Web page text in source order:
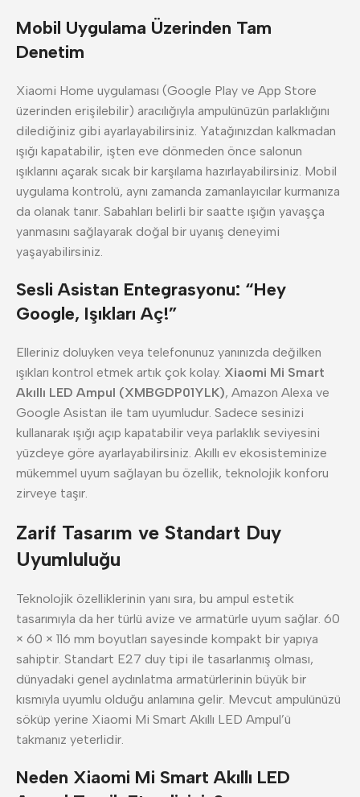
Mobil Uygulama Üzerinden Tam
Denetim
Xiaomi Home uygulaması (Google Play ve App Store
üzerinden erişilebilir) aracılığıyla ampulünüzün parlaklığını
dilediğiniz gibi ayarlayabilirsiniz. Yatağınızdan kalkmadan
ışığı kapatabilir, işten eve dönmeden önce salonun
ışıklarını açarak sıcak bir karşılama hazırlayabilirsiniz. Mobil
uygulama kontrolü, aynı zamanda zamanlayıcılar kurmanıza
da olanak tanır. Sabahları belirli bir saatte ışığın yavaşça
yanmasını sağlayarak doğal bir uyanış deneyimi
yaşayabilirsiniz.
Sesli Asistan Entegrasyonu: “Hey
Google, Işıkları Aç!”
Elleriniz doluyken veya telefonunuz yanınızda değilken
ışıkları kontrol etmek artık çok kolay. Xiaomi Mi Smart
Akıllı LED Ampul (XMBGDP01YLK), Amazon Alexa ve
Google Asistan ile tam uyumludur. Sadece sesinizi
kullanarak ışığı açıp kapatabilir veya parlaklık seviyesini
yüzdeye göre ayarlayabilirsiniz. Akıllı ev ekosisteminize
mükemmel uyum sağlayan bu özellik, teknolojik konforu
zirveye taşır.
Zarif Tasarım ve Standart Duy
Uyumluluğu
Teknolojik özelliklerinin yanı sıra, bu ampul estetik
tasarımıyla da her türlü avize ve armatürle uyum sağlar. 60
× 60 × 116 mm boyutları sayesinde kompakt bir yapıya
sahiptir. Standart E27 duy tipi ile tasarlanmış olması,
dünyadaki genel aydınlatma armatürlerinin büyük bir
kısmıyla uyumlu olduğu anlamına gelir. Mevcut ampulünüzü
söküp yerine Xiaomi Mi Smart Akıllı LED Ampul’ü
takmanız yeterlidir.
Neden Xiaomi Mi Smart Akıllı LED